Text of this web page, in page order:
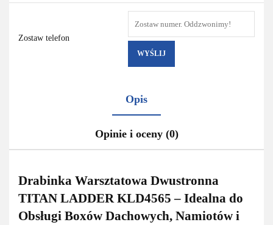
Zostaw telefon
WYŚLIJ
Opis
Opinie i oceny (0)
Drabinka Warsztatowa Dwustronna
TITAN LADDER KLD4565 – Idealna do
Obsługi Boxów Dachowych, Namiotów i